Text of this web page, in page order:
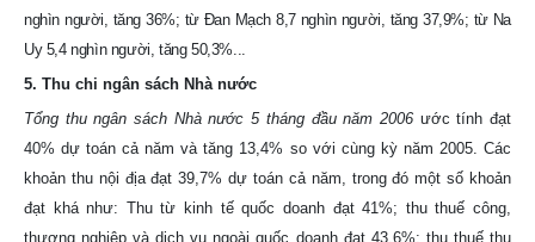
nghìn người, tăng 36%; từ Đan Mạch 8,7 nghìn người, tăng 37,9%; từ Na
Uy 5,4 nghìn người, tăng 50,3%...
5. Thu chi ngân sách Nhà nước
Tổng thu ngân sách Nhà nước 5 tháng đầu năm 2006ước tính đạt
40% dự toán cả năm và tăng 13,4% so với cùng kỳ năm 2005. Các
khoản thu nội địa đạt 39,7% dự toán cả năm, trong đó một số khoản
đạt khá như: Thu từ kinh tế quốc doanh đạt 41%; thu thuế công,
thương nghiệp và dịch vụ ngoài quốc doanh đạt 43,6%; thu thuế thu